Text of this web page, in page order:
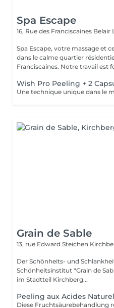
Spa Escape
16, Rue des Franciscaines Belair
Spa Escape, votre massage et
dans le calme quartier
Franciscaines. Notre travail est
Wish Pro Peeling + 2
Grain de Sable
13, rue Edward Steichen
Der Schönheits- und
Schönheitsinstitut "Grain de
im Stadtteil Kirchberg...
Peeling aux Acides